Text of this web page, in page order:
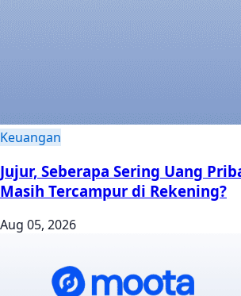
Keuangan
Jujur, Seberapa Sering Uang
Masih Tercampur di Rekening?
Aug 05, 2026